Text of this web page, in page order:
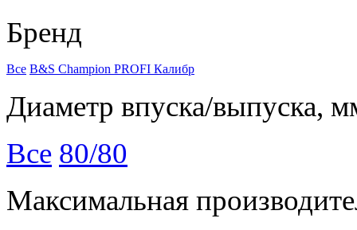
Бренд
Все B&S Champion PROFI Калибр
Диаметр впуска/выпуска,
Все 80/80
Максимальная